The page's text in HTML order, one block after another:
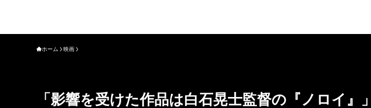
ホーム 映画
「影響を受けた作品は白石晃士監督の『ノロイ』